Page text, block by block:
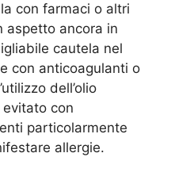
con farmaci o altri
aspetto ancora in
cautela nel
con anticoagulanti o
dell’olio
con
particolarmente
allergie.